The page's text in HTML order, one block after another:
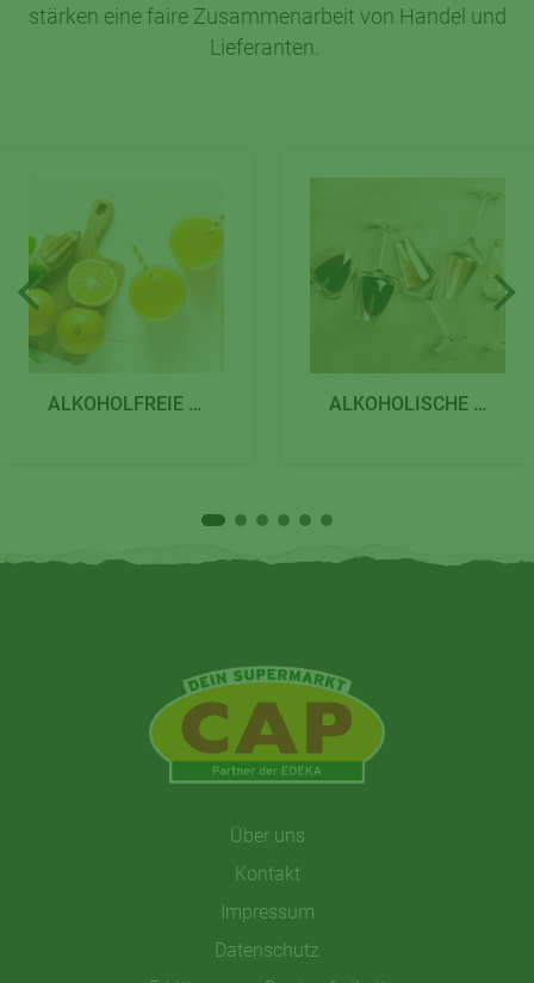
stärken eine faire Zusammenarbeit von Handel und
Lieferanten.
ALKOHOLFREIE GETRÄNKE ALKOHOLISCHE GETRÄNKE
Über uns
Kontakt
Impressum
Datenschutz